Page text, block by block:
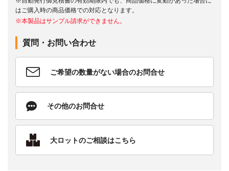
はご購入時の商品価格での対応となります。
※本製品はサンプル請求ができません。
質問・お問い合わせ
ご希望の数量がない場合のお問合せ
その他のお問合せ
大ロットのご相談はこちら